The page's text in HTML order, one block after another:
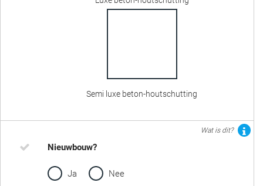
Semi luxe beton-houtschutting
Wat is dit?
Nieuwbouw?
Ja Nee